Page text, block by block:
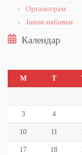
Органограм
Јавни набавки
Календар
M T
3 4
10 11
17 18